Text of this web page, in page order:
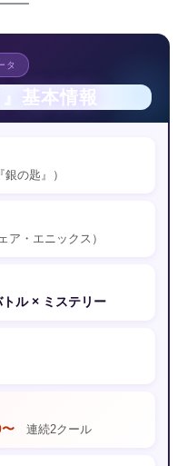
タ
基本情報
銀の匙』）
ア・エニックス）
ル × ミステリー
連続2クール